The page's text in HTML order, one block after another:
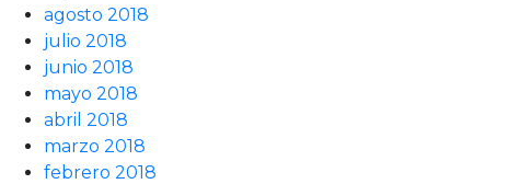
agosto 2018
julio 2018
junio 2018
mayo 2018
abril 2018
marzo 2018
febrero 2018